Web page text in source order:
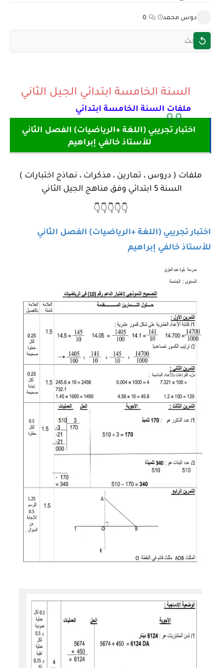
دوس محمد 0
السنة الخامسة ابتدائي الجيل الثاني
ملفات السنة الخامسة ابتدائي
اختبار تجريبي (اللغة +الرياضيات) الفصل الثاني
للأستاذ خالفي إبراهيم
ملفات ( دروس ، تمارين ، مذكرات ، نماذج اختبارات )
السنة 5 ابتدائي وفق مناهج الجيل الثاني
👇👇👇👇👇
اختبار تجريبي (اللغة +الرياضيات) الفصل الثاني
للأستاذ خالفي إبراهيم